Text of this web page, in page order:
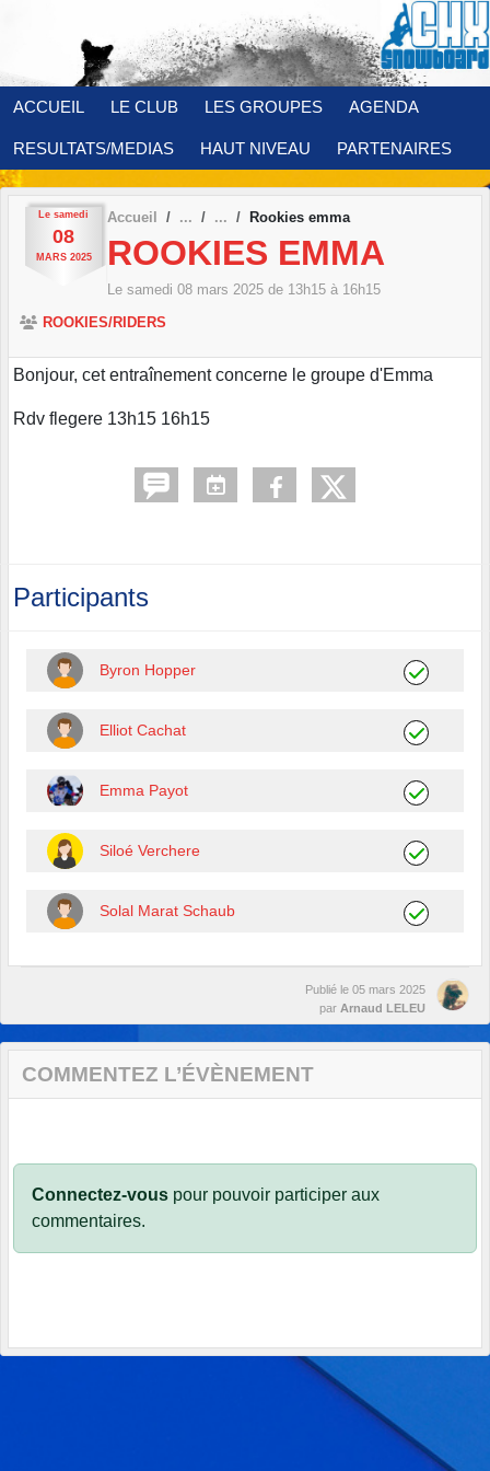
ACCUEIL LE CLUB LES GROUPES AGENDA
RESULTATS/MEDIAS HAUT NIVEAU PARTENAIRES
Le samedi
08
MARS 2025
Accueil Rookies emma
ROOKIES EMMA
Le samedi 08 mars 2025 de 13h15 à 16h15
ROOKIES/RIDERS
Bonjour, cet entraînement concerne le groupe d'Emma
Rdv flegere 13h15 16h15
Participants
Byron Hopper
Elliot Cachat
Emma Payot
Siloé Verchere
Solal Marat Schaub
Publié le 05 mars 2025
par Arnaud LELEU
COMMENTEZ L’ÉVÈNEMENT
Connectez-vous pour pouvoir participer aux
commentaires.